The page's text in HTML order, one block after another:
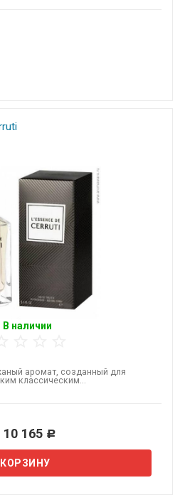
В наличии
аромат, созданный для
классическим...
10 165 Р